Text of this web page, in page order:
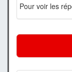
Pour voir les